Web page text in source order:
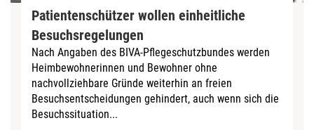
Patientenschützer wollen einheitliche
Besuchsregelungen
Nach Angaben des BIVA-Pflegeschutzbundes werden
Heimbewohnerinnen und Bewohner ohne
nachvollziehbare Gründe weiterhin an freien
Besuchsentscheidungen gehindert, auch wenn sich die
Besuchssituation...